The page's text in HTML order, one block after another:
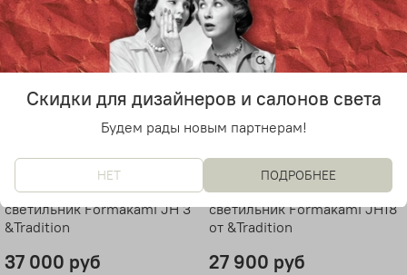
Подвесной дизайнерский
светильник Formakami JH 3
&Tradition
37 000 руб
Настольный дизайнерский
светильник Formakami JH18
от &Tradition
27 900 руб
Скидки для дизайнеров и салонов света
Будем рады новым партнерам!
НЕТ ПОДРОБНЕЕ